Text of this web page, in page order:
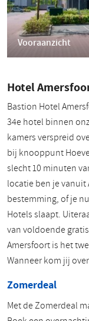
Vooraanzicht
Hotel
Bastion Hotel
34e hotel binnen
kamers verspreid
bij knooppunt
slecht 10 minuten
locatie ben je vanuit
bestemming, of je
Hotels slaapt.
van voldoende
Amersfoort is het
Wanneer kom jij
Zomerdeal
Met de Zomerdeal